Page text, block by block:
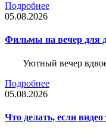
Подробнее
05.08.2026
Фильмы на вечер для
Уютный вечер
Подробнее
05.08.2026
Что делать, если